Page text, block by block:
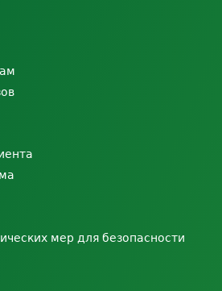
мер для безопасности